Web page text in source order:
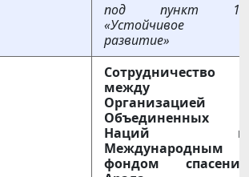
под пункт 19
«Устойчивое
развитие»
Сотрудничество
между
Организацией
Объединенных
Наций и
Международным
фондом спасения